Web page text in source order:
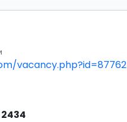
vacancy.php?id=87762